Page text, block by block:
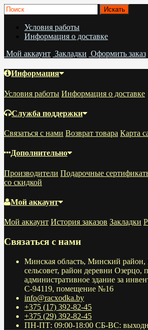
Условия работы
Информация о доставке
Мой аккаунт Закладки Оформить заказ
Информация
Условия работы Информация о доставке
Служба поддержки
Связаться с нами Возврат товара Карта
Дополнительно
Производители Подарочные
со скидкой
Мой аккаунт
Мой аккаунт История заказов Закладки
Связаться с нами
Минская область, Минский
сельсовет, район деревни Озерцо,
административное здание за
С-94119, помещение №16
info@racxodka.by
+375 (17) 392-82-45
+375 (29) 392-82-45
ПН-ПТ: 09:00-18:00 СБ-ВС: